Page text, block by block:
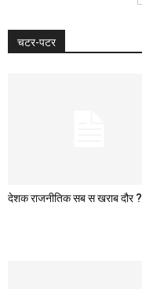
चटर-पटर
देशक राजनीतिक सब स खराब दौर ?